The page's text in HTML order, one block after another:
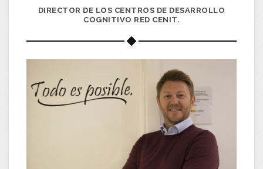
DIRECTOR DE LOS CENTROS DE DESARROLLO
COGNITIVO RED CENIT.